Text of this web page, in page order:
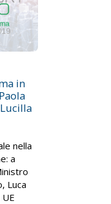
in
nella
a
Luca